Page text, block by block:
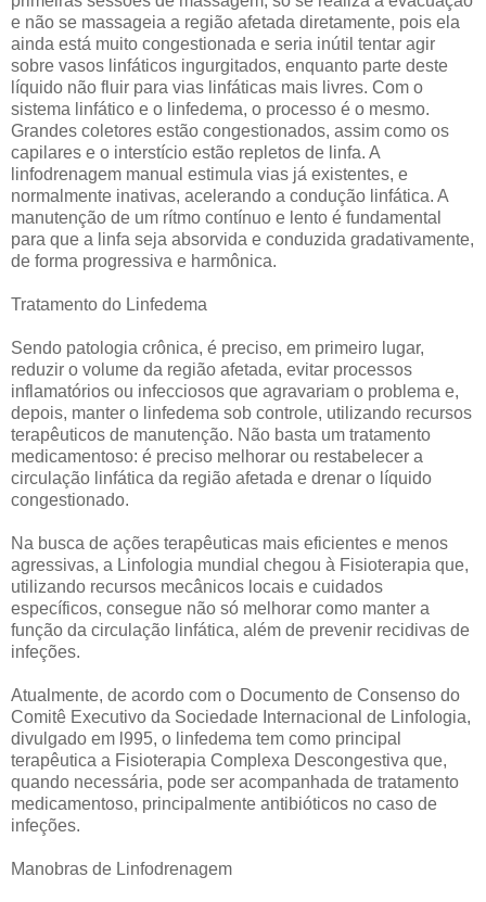
e não se massageia a região afetada diretamente, pois ela
ainda está muito congestionada e seria inútil tentar agir
sobre vasos linfáticos ingurgitados, enquanto parte deste
líquido não fluir para vias linfáticas mais livres. Com o
sistema linfático e o linfedema, o processo é o mesmo.
Grandes coletores estão congestionados, assim como os
capilares e o interstício estão repletos de linfa. A
linfodrenagem manual estimula vias já existentes, e
normalmente inativas, acelerando a condução linfática. A
manutenção de um rítmo contínuo e lento é fundamental
para que a linfa seja absorvida e conduzida gradativamente,
de forma progressiva e harmônica.
Tratamento do Linfedema
Sendo patologia crônica, é preciso, em primeiro lugar,
reduzir o volume da região afetada, evitar processos
inflamatórios ou infecciosos que agravariam o problema e,
depois, manter o linfedema sob controle, utilizando recursos
terapêuticos de manutenção. Não basta um tratamento
medicamentoso: é preciso melhorar ou restabelecer a
circulação linfática da região afetada e drenar o líquido
congestionado.
Na busca de ações terapêuticas mais eficientes e menos
agressivas, a Linfologia mundial chegou à Fisioterapia que,
utilizando recursos mecânicos locais e cuidados
específicos, consegue não só melhorar como manter a
função da circulação linfática, além de prevenir recidivas de
infeções.
Atualmente, de acordo com o Documento de Consenso do
Comitê Executivo da Sociedade Internacional de Linfologia,
divulgado em l995, o linfedema tem como principal
terapêutica a Fisioterapia Complexa Descongestiva que,
quando necessária, pode ser acompanhada de tratamento
medicamentoso, principalmente antibióticos no caso de
infeções.
Manobras de Linfodrenagem